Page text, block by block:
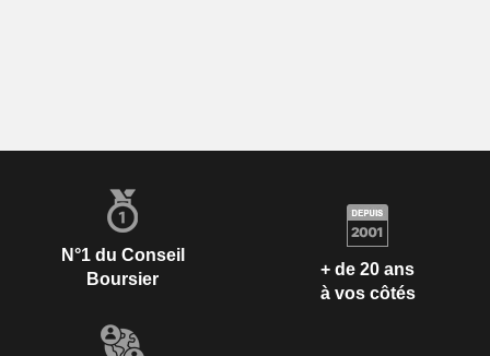
N°1 du Conseil
Boursier
+ de 20 ans
à vos côtés